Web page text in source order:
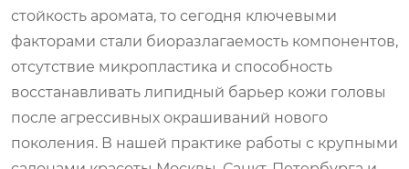
стойкость аромата, то сегодня ключевыми
факторами стали биоразлагаемость компонентов,
отсутствие микропластика и способность
восстанавливать липидный барьер кожи головы
после агрессивных окрашиваний нового
поколения. В нашей практике работы с крупными